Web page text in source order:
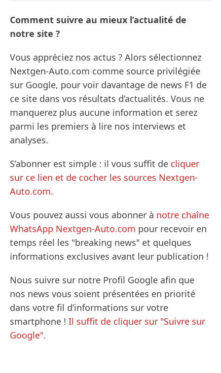
Comment suivre au mieux l’actualité de
notre site ?
Vous appréciez nos actus ? Alors sélectionnez
Nextgen-Auto.com comme source privilégiée
sur Google, pour voir davantage de news F1 de
ce site dans vos résultats d’actualités. Vous ne
manquerez plus aucune information et serez
parmi les premiers à lire nos interviews et
analyses.
S’abonner est simple : il vous suffit de cliquer
sur ce lien et de cocher les sources Nextgen-
Auto.com.
Vous pouvez aussi vous abonner à notre chaîne
WhatsApp Nextgen-Auto.com pour recevoir en
temps réel les "breaking news" et quelques
informations exclusives avant leur publication !
Nous suivre sur notre Profil Google afin que
nos news vous soient présentées en priorité
dans votre fil d’informations sur votre
smartphone ! Il suffit de cliquer sur "Suivre sur
Google".